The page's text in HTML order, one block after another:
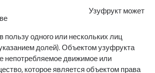
Узуфрукт может
пользу одного или нескольких лиц
долей). Объектом узуфрукта
непотребляемое движимое или
которое является объектом права